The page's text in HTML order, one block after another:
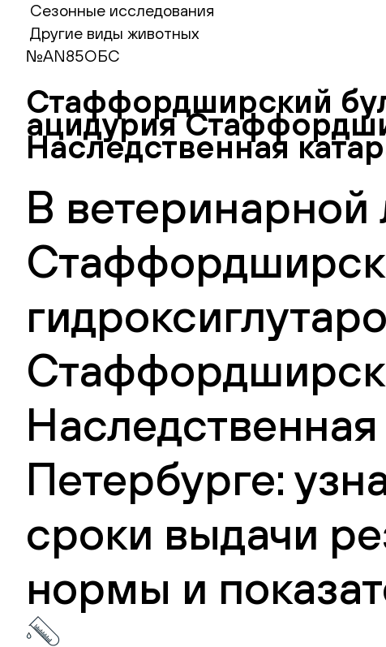
Сезонные исследования
Другие виды животных
№AN85ОБС
Стаффордширский
ацидурия
Наследственная
В ветеринарной
Петербурге:
сроки выдачи
нормы и